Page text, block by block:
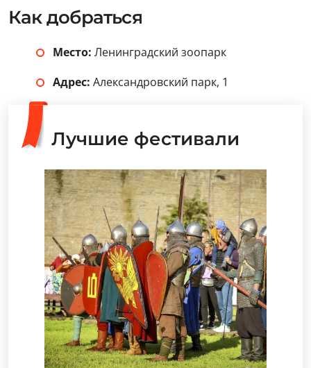
Как добраться
Место: Ленинградский зоопарк
Адрес: Александровский парк, 1
Лучшие фестивали